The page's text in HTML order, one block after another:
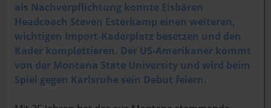
als Nachverpflichtung konnte Eisbären
Headcoach Steven Esterkamp einen weiteren,
wichtigen Import-Kaderplatz besetzen und den
Kader komplettieren. Der US-Amerikaner kommt
von der Montana State University und wird beim
Spiel gegen Karlsruhe sein Debut feiern.